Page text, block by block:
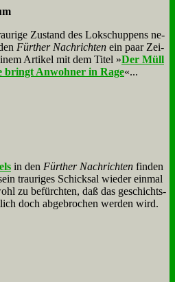
Zu­stand des Lok­schup­pens ne­
Für­ther Nach­rich­ten ein paar Zei­
Ar­ti­kel mit dem Ti­tel »Der Müll
bringt An­woh­ner in Ra­ge«...
in den Für­ther Nach­rich­ten fin­den
trau­ri­ges Schick­sal wie­der ein­mal
zu be­fürch­ten, daß das ge­schichts­
doch ab­ge­bro­chen wer­den wird.